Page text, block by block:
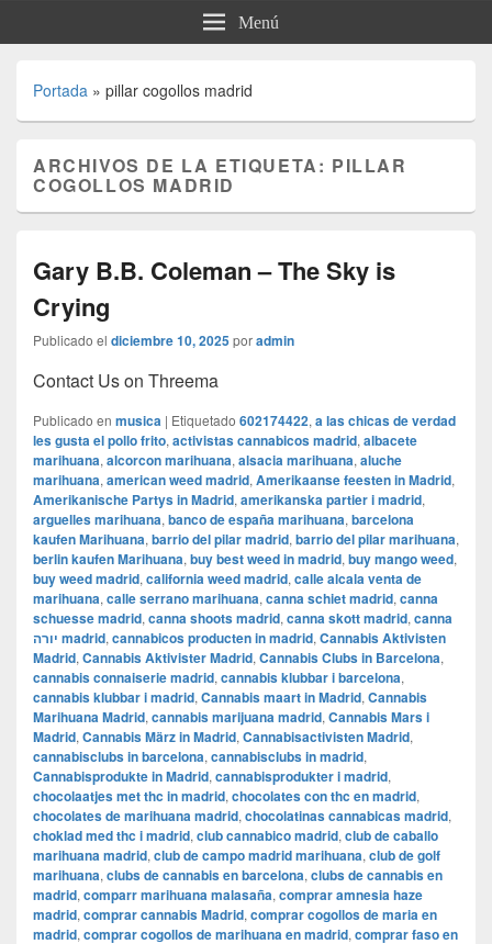
Menú
Portada » pillar cogollos madrid
ARCHIVOS DE LA ETIQUETA: PILLAR
COGOLLOS MADRID
Gary B.B. Coleman – The Sky is
Crying
Publicado el diciembre 10, 2025poradmin
Contact Us on Threema
Publicado en musica | Etiquetado 602174422, a las chicas de verdad
les gusta el pollo frito, activistas cannabicos madrid, albacete
marihuana, alcorcon marihuana, alsacia marihuana, aluche
marihuana, american weed madrid, Amerikaanse feesten in Madrid,
Amerikanische Partys in Madrid, amerikanska partier i madrid,
arguelles marihuana, banco de españa marihuana, barcelona
kaufen Marihuana, barrio del pilar madrid, barrio del pilar marihuana,
berlin kaufen Marihuana, buy best weed in madrid, buy mango weed,
buy weed madrid, california weed madrid, calle alcala venta de
marihuana, calle serrano marihuana, canna schiet madrid, canna
schuesse madrid, canna shoots madrid, canna skott madrid, canna
יורה madrid, cannabicos producten in madrid, Cannabis Aktivisten
Madrid, Cannabis Aktivister Madrid, Cannabis Clubs in Barcelona,
cannabis connaiserie madrid, cannabis klubbar i barcelona,
cannabis klubbar i madrid, Cannabis maart in Madrid, Cannabis
Marihuana Madrid, cannabis marijuana madrid, Cannabis Mars i
Madrid, Cannabis März in Madrid, Cannabisactivisten Madrid,
cannabisclubs in barcelona, cannabisclubs in madrid,
Cannabisprodukte in Madrid, cannabisprodukter i madrid,
chocolaatjes met thc in madrid, chocolates con thc en madrid,
chocolates de marihuana madrid, chocolatinas cannabicas madrid,
choklad med thc i madrid, club cannabico madrid, club de caballo
marihuana madrid, club de campo madrid marihuana, club de golf
marihuana, clubs de cannabis en barcelona, clubs de cannabis en
madrid, comparr marihuana malasaña, comprar amnesia haze
madrid, comprar cannabis Madrid, comprar cogollos de maria en
madrid, comprar cogollos de marihuana en madrid, comprar faso en